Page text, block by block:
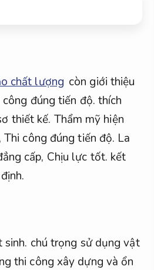
chất lượng còn giới thiệu
công đúng tiến độ. thích
thiết kế. Thẩm mỹ hiện
Thi công đúng tiến độ. La
cấp, Chịu lực tốt. kết
sinh. chú trọng sử dụng vật
thi công xây dựng và ổn